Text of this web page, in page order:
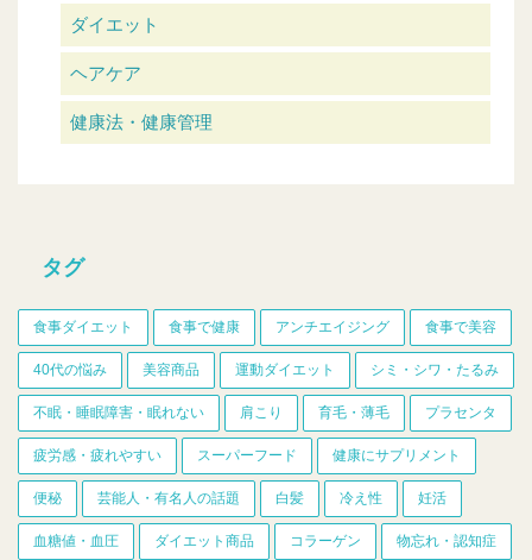
ダイエット
ヘアケア
健康法・健康管理
タグ
食事ダイエット 食事で健康 アンチエイジング 食事で美容
40代の悩み 美容商品 運動ダイエット シミ・シワ・たるみ
不眠・睡眠障害・眠れない 肩こり 育毛・薄毛 プラセンタ
疲労感・疲れやすい スーパーフード 健康にサプリメント
便秘 芸能人・有名人の話題 白髪 冷え性 妊活
血糖値・血圧 ダイエット商品 コラーゲン 物忘れ・認知症